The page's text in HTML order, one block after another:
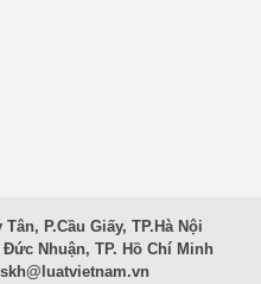
P.Cầu Giấy, TP.Hà Nội
Nhuận, TP. Hồ Chí Minh